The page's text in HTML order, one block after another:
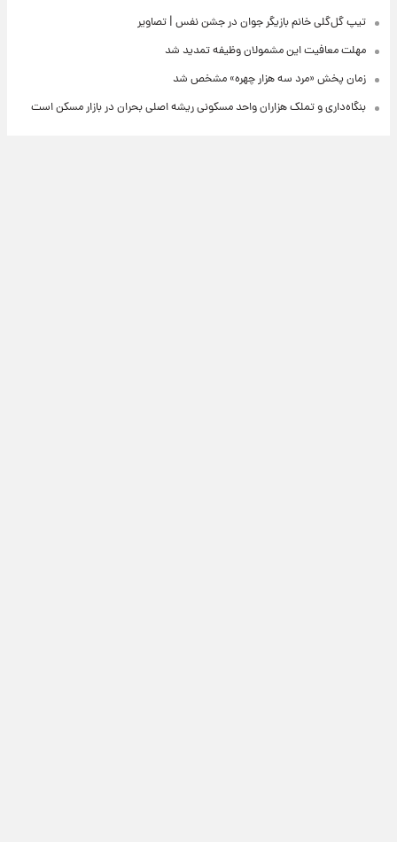
تیپ گل‌گلی خانم بازیگر جوان در جشن نفس | تصاویر
مهلت معافیت این مشمولان وظیفه تمدید شد
زمان پخش «مرد سه هزار چهره» مشخص شد
بنگاه‌داری و تملک هزاران واحد مسکونی ریشه اصلی بحران در بازار مسکن است